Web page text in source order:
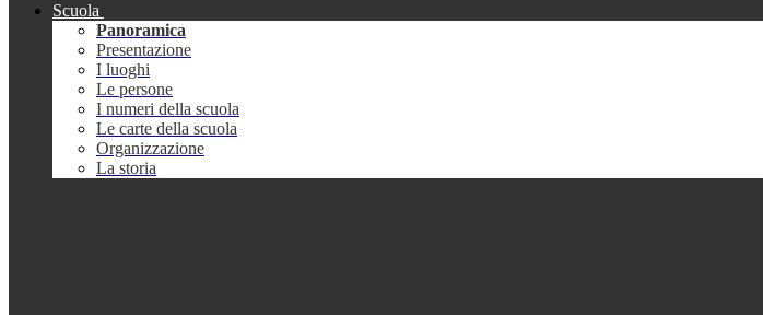
Scuola
Panoramica
Presentazione
I luoghi
Le persone
I numeri della scuola
Le carte della scuola
Organizzazione
La storia